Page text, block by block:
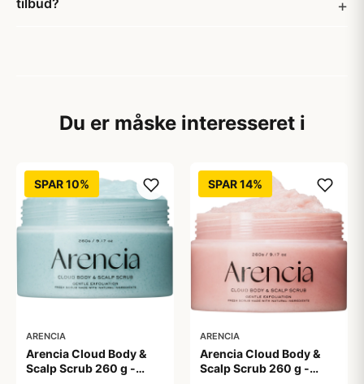
tilbud?
Du er måske interesseret i
SPAR 10%
ARENCIA
Arencia Cloud Body &
Scalp Scrub 260 g -
SPAR 14%
ARENCIA
Arencia Cloud Body &
Scalp Scrub 260 g -